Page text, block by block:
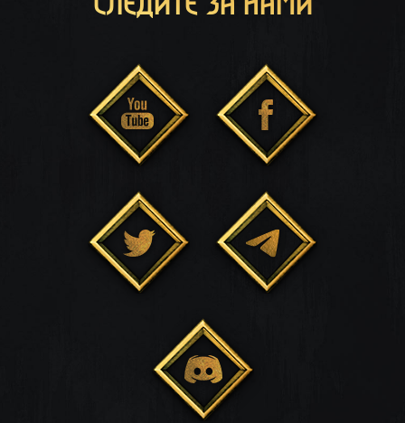
СЛЕДИТЕ ЗА НАМИ